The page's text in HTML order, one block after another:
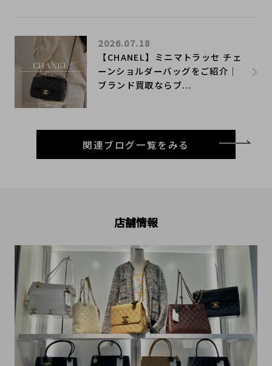
【CHANEL】ミニマトラッセ チェ
ーンショルダーバッグをご紹介｜
ブランド買取ならブ...
2026.07.18
関連ブログ一覧をみる
店舗情報